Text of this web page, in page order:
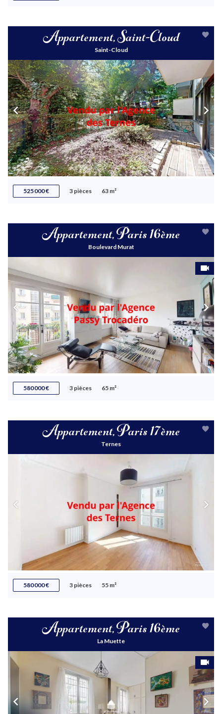
Appartement, Saint-Cloud
Saint-Cloud
525 000 € 3 pièces 63 m²
Appartement, Paris 16ème
Boulevard Murat
580 000 € 3 pièces 65 m²
Appartement, Paris 17ème
Ternes
580 000 € 3 pièces 55 m²
Appartement, Paris 16ème
La Muette